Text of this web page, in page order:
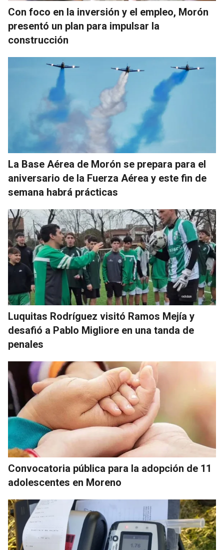
Con foco en la inversión y el empleo, Morón
presentó un plan para impulsar la
construcción
La Base Aérea de Morón se prepara para el
aniversario de la Fuerza Aérea y este fin de
semana habrá prácticas
Luquitas Rodríguez visitó Ramos Mejía y
desafió a Pablo Migliore en una tanda de
penales
Convocatoria pública para la adopción de 11
adolescentes en Moreno